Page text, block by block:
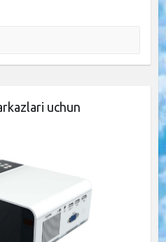
uchun